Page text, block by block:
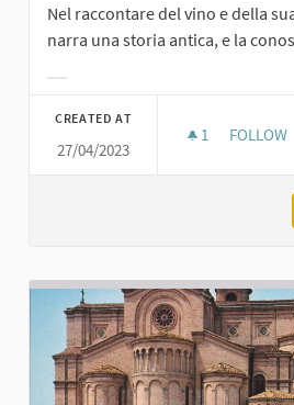
Nel raccontare del vino e della
narra una storia antica, e la
CREATED AT
27/04/2023
1 1
FOLLOW